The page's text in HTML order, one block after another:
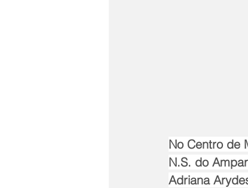
No Centro de
N.S. do
Adriana